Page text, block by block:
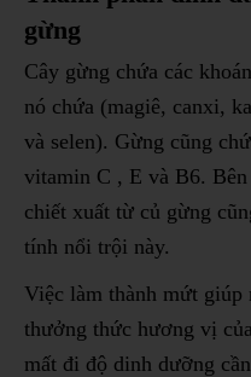
gừng
Cây gừng chứa các
nó chứa (magiê, canxi,
và selen). Gừng cũng
vitamin C , E và B6.
chiết xuất từ củ gừng
tính nổi trội này.
Việc làm thành mứt giúp
thưởng thức hương vị
mất đi độ dinh dưỡng